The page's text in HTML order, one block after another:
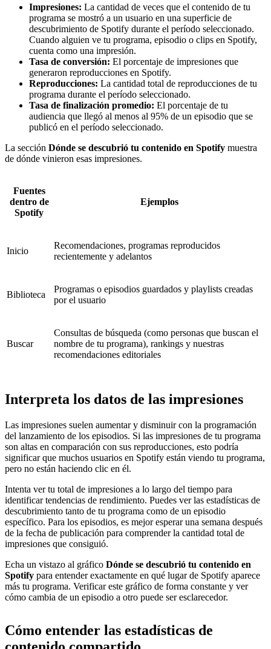
Impresiones: La cantidad de veces que el contenido de tu
programa se mostró a un usuario en una superficie de
descubrimiento de Spotify durante el período seleccionado.
Cuando alguien ve tu programa, episodio o clips en Spotify,
cuenta como una impresión.
Tasa de conversión: El porcentaje de impresiones que
generaron reproducciones en Spotify.
Reproducciones: La cantidad total de reproducciones de tu
programa durante el período seleccionado.
Tasa de finalización promedio: El porcentaje de tu
audiencia que llegó al menos al 95% de un episodio que se
publicó en el período seleccionado.
La sección Dónde se descubrió tu contenido en Spotify muestra
de dónde vinieron esas impresiones.
Fuentes
dentro de
Spotify
Ejemplos
Inicio
Recomendaciones, programas reproducidos
recientemente y adelantos
Biblioteca
Programas o episodios guardados y playlists creadas
por el usuario
Buscar
Consultas de búsqueda (como personas que buscan el
nombre de tu programa), rankings y nuestras
recomendaciones editoriales
Interpreta los datos de las impresiones
Las impresiones suelen aumentar y disminuir con la programación
del lanzamiento de los episodios. Si las impresiones de tu programa
son altas en comparación con sus reproducciones, esto podría
significar que muchos usuarios en Spotify están viendo tu programa,
pero no están haciendo clic en él.
Intenta ver tu total de impresiones a lo largo del tiempo para
identificar tendencias de rendimiento. Puedes ver las estadísticas de
descubrimiento tanto de tu programa como de un episodio
específico. Para los episodios, es mejor esperar una semana después
de la fecha de publicación para comprender la cantidad total de
impresiones que consiguió.
Echa un vistazo al gráfico Dónde se descubrió tu contenido en
Spotify para entender exactamente en qué lugar de Spotify aparece
más tu programa. Verificar este gráfico de forma constante y ver
cómo cambia de un episodio a otro puede ser esclarecedor.
Cómo entender las estadísticas de